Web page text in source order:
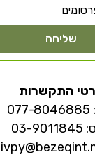
שליחה
התקשרות
077-8046885